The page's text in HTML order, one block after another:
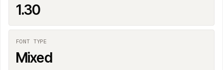
1.30
FONT TYPE
Mixed